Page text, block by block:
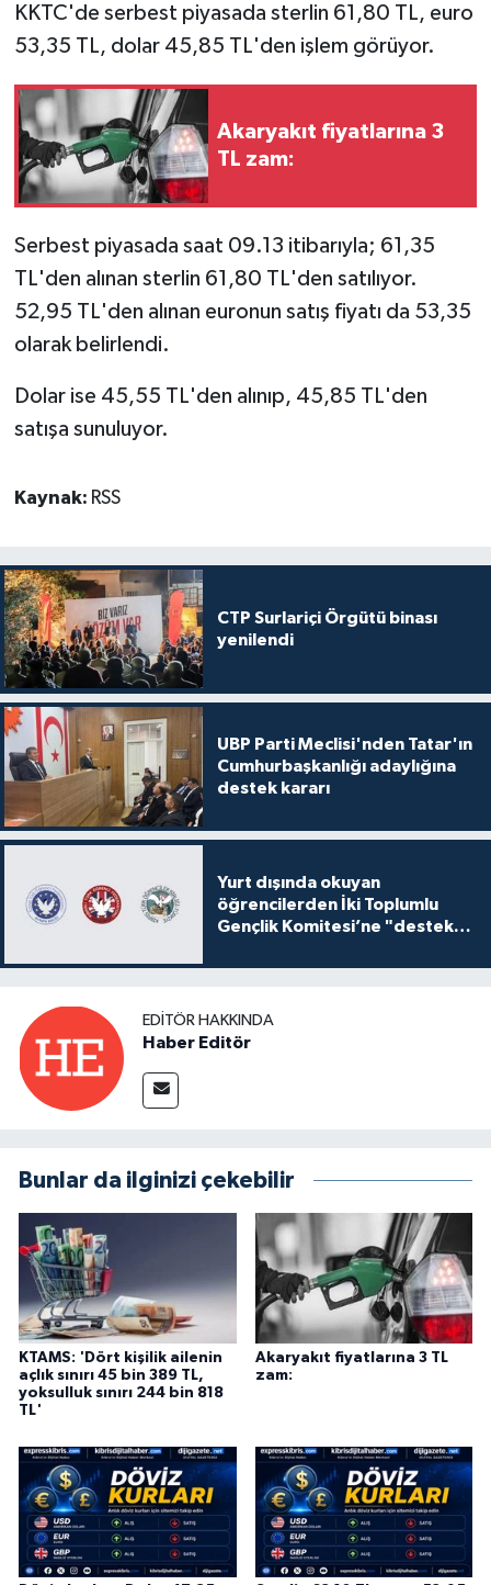
KKTC'de serbest piyasada sterlin 61,80 TL, euro
53,35 TL, dolar 45,85 TL'den işlem görüyor.
Akaryakıt fiyatlarına 3
TL zam:
Serbest piyasada saat 09.13 itibarıyla; 61,35
TL'den alınan sterlin 61,80 TL'den satılıyor.
52,95 TL'den alınan euronun satış fiyatı da 53,35
olarak belirlendi.
Dolar ise 45,55 TL'den alınıp, 45,85 TL'den
satışa sunuluyor.
Kaynak: RSS
CTP Surlariçi Örgütü binası
yenilendi
UBP Parti Meclisi'nden Tatar'ın
Cumhurbaşkanlığı adaylığına
destek kararı
Yurt dışında okuyan
öğrencilerden İki Toplumlu
Gençlik Komitesi’ne "destek
EDITÖR HAKKINDA
Haber Editör
Bunlar da ilginizi çekebilir
KTAMS: 'Dört kişilik ailenin
açlık sınırı 45 bin 389 TL,
yoksulluk sınırı 244 bin 818
TL'
Akaryakıt fiyatlarına 3 TL
zam: